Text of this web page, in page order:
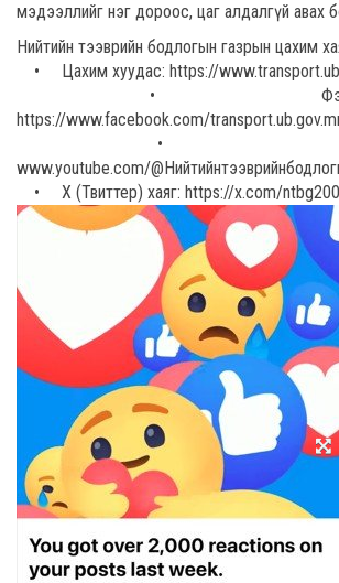
мэдээллийг нэг дороос, цаг алдалгүй авах
Нийтийн тээврийн бодлогын газрын цахим
• Цахим хуудас: https://
• Фэйсбүүк
https://www.facebook.com/
• YouTube
www.youtube.com/
• X (Твиттер) хаяг: https://x.com/